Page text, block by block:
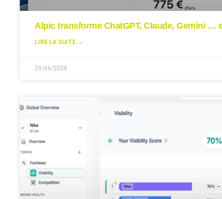
Alpic transforme ChatGPT, Claude, Gemini …
LIRE LA SUITE →
29/06/2026